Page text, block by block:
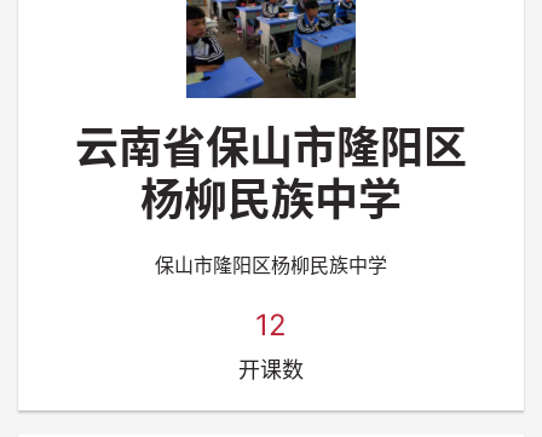
云南省保山市隆阳区
杨柳民族中学
保山市隆阳区杨柳民族中学
12
开课数